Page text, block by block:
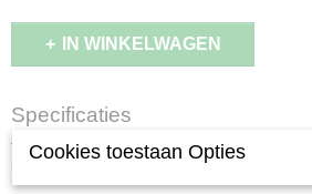
IN WINKELWAGEN
Specificaties
Productcode leverancier
Omschrijving
Cookies toestaan Opties